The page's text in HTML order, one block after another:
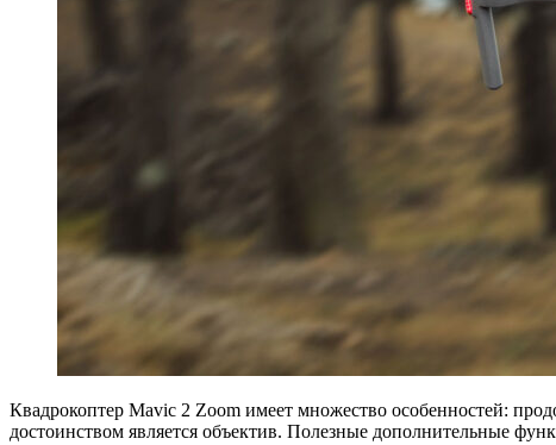
Квадрокоптер Mavic 2 Zoom имеет множество особенностей:
достоинством является объектив. Полезные дополнительные